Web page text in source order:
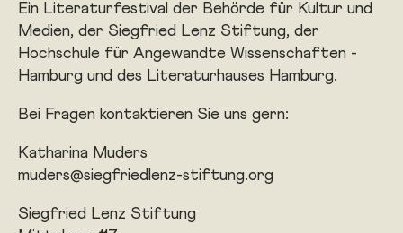
Ein Literaturfestival der Behörde für Kultur und
Medien, der ­Siegfried Lenz Stiftung, der
Hochschule für Angewandte ­Wissenschaften ­
Hamburg und des Literaturhauses Hamburg.
Bei Fragen kontaktieren Sie uns gern:
Katharina Muders
muders@siegfriedlenz-stiftung.org
Siegfried Lenz Stiftung